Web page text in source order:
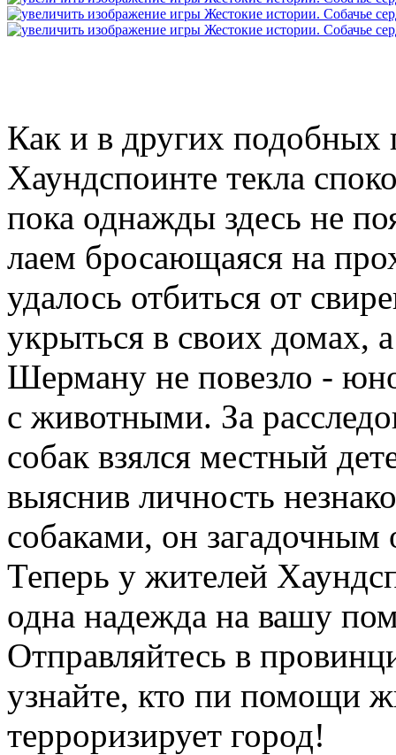
Как и в других подобных
Хаундспоинте текла
пока однажды здесь не
лаем бросающаяся на
удалось отбиться от
укрыться в своих домах,
Шерману не повезло -
с животными. За
собак взялся местный
выяснив личность
собаками, он загадочным
Теперь у жителей
одна надежда на вашу
Отправляйтесь в
узнайте, кто пи помощи
терроризирует город!